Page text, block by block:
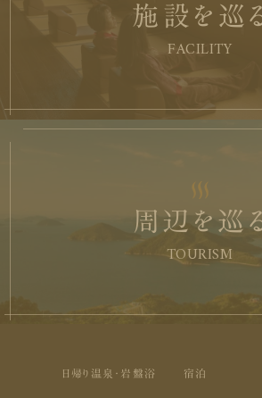
施設を巡
FACILITY
周辺を巡
TOURISM
日帰り温泉・岩盤浴 宿泊